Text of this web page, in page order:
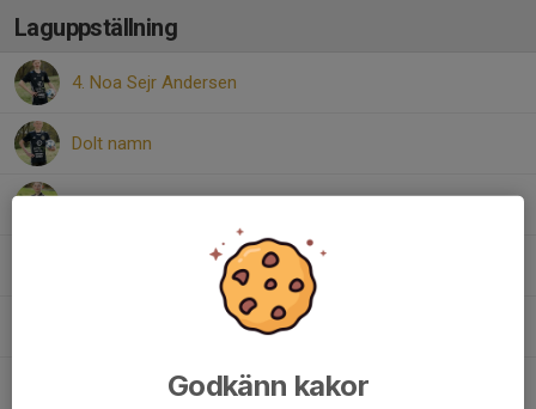
Laguppställning
4. Noa Sejr Andersen
Dolt namn
10. Hugo Almquist-Karlsson
10. Matias Fernandes
11. Axel WickbergGodkänn kakor